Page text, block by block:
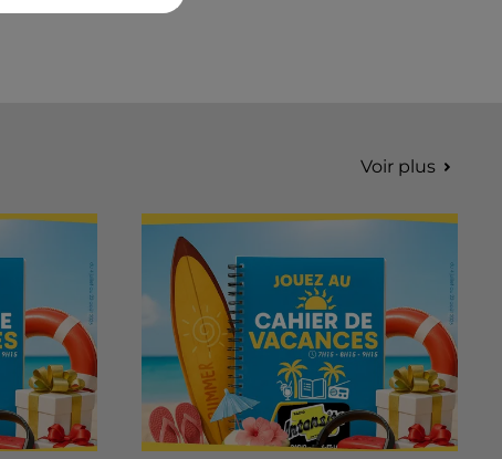
Voir plus